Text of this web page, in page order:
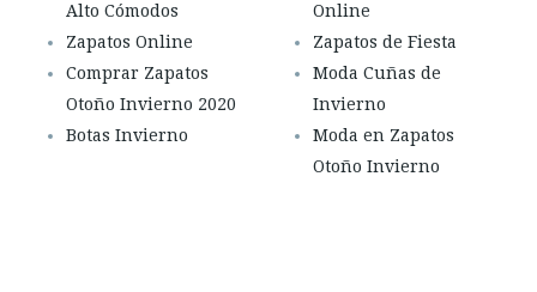
Alto Cómodos
Zapatos Online
Comprar Zapatos
Otoño Invierno 2020
Botas Invierno
Online
Zapatos de Fiesta
Moda Cuñas de
Invierno
Moda en Zapatos
Otoño Invierno